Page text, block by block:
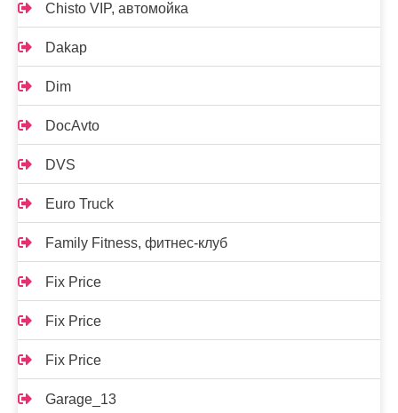
Chisto VIP, автомойка
Dakap
Dim
DocAvto
DVS
Euro Truck
Family Fitness, фитнес-клуб
Fix Price
Fix Price
Fix Price
Garage_13